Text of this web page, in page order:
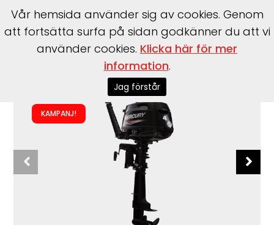
Utombordare>Mercury
KAMPANJ!
Vår hemsida använder sig av cookies. Genom
att fortsätta surfa på sidan godkänner du att vi
använder cookies. Klicka här för mer
information.
Jag förstår